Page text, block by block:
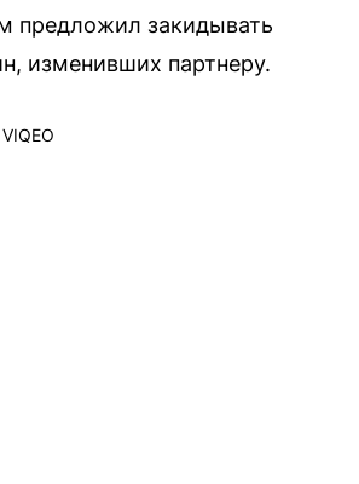
предложил закидывать
изменивших партнеру.